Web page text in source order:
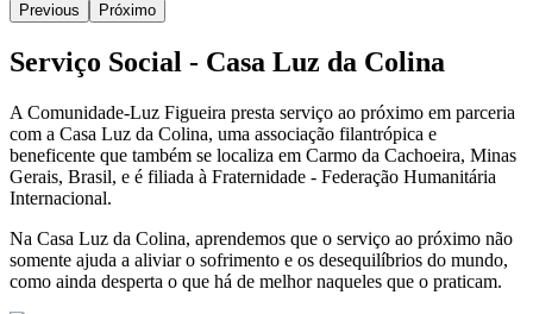
Previous Próximo
Serviço Social - Casa Luz da Colina
A Comunidade-Luz Figueira presta serviço ao próximo em parceria
com a Casa Luz da Colina, uma associação filantrópica e
beneficente que também se localiza em Carmo da Cachoeira, Minas
Gerais, Brasil, e é filiada à Fraternidade - Federação Humanitária
Internacional.
Na Casa Luz da Colina, aprendemos que o serviço ao próximo não
somente ajuda a aliviar o sofrimento e os desequilíbrios do mundo,
como ainda desperta o que há de melhor naqueles que o praticam.